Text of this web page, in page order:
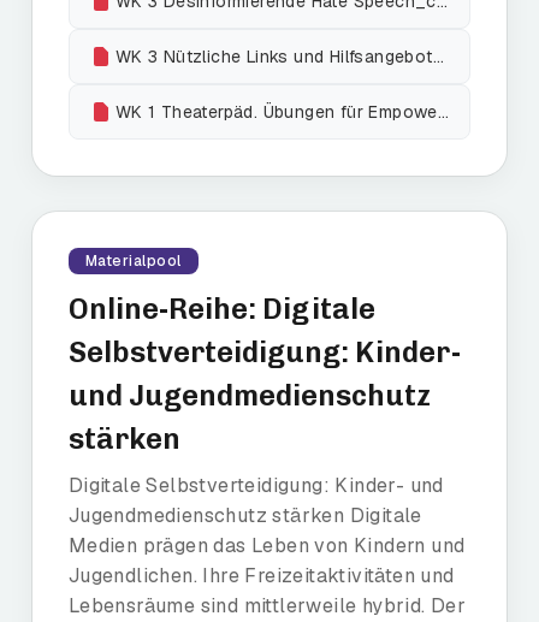
WK 3 Nützliche Links und Hilfsangebote_codetekt
WK 1 Theaterpäd. Übungen für Empowerment_Ercan Carikci
Materialpool
Online-Reihe: Digitale
Selbstverteidigung: Kinder-
und Jugendmedienschutz
stärken
Digitale Selbstverteidigung: Kinder- und
Jugendmedienschutz stärken Digitale
Medien prägen das Leben von Kindern und
Jugendlichen. Ihre Freizeitaktivitäten und
Lebensräume sind mittlerweile hybrid. Der